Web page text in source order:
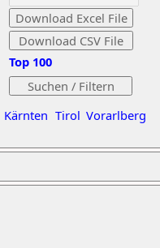
Kärnten Tirol Vorarlberg
Top 100